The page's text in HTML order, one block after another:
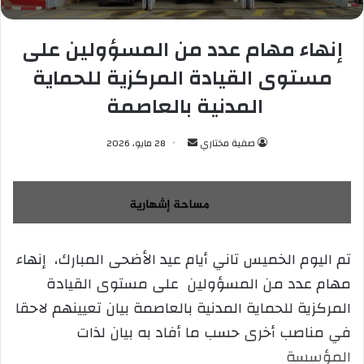
إنهاء مهام عدد من المسؤولين على
مستوى القيادة المركزية للحماية
المدنية بالعاصمة
صفية مختاري
س
ل
ب
ي
ا
إ
ل
28 مايو، 2026
تم اليوم الخميس تاني أيام عيد الأضحى المبارك، إنهاء
مهام عدد من المسؤولين على مستوى القيادة
المركزية للحماية المدنية بالعاصمة بيان تعيينهم لاحقا
في مناصب أخرى حسب ما أفاد به بيان لذات
المؤسسة